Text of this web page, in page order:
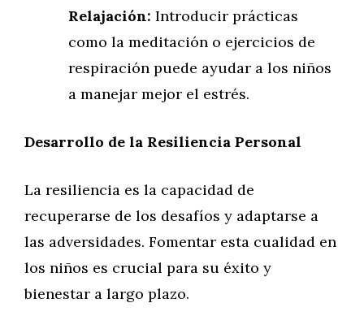
Relajación: Introducir prácticas
como la meditación o ejercicios de
respiración puede ayudar a los niños
a manejar mejor el estrés.
Desarrollo de la Resiliencia Personal
La resiliencia es la capacidad de
recuperarse de los desafíos y adaptarse a
las adversidades. Fomentar esta cualidad en
los niños es crucial para su éxito y
bienestar a largo plazo.